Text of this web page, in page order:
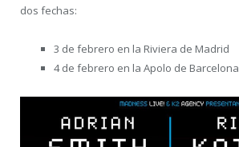
dos fechas:
3 de febrero en la Riviera de Madrid
4 de febrero en la Apolo de Barcelona